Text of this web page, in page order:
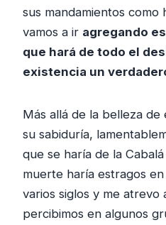
sus mandamientos como
vamos a ir agregando
que hará de todo el
existencia un
Más allá de la belleza de
su sabiduría,
que se haría de la
muerte haría estragos
varios siglos y me atrevo
percibimos en algunos